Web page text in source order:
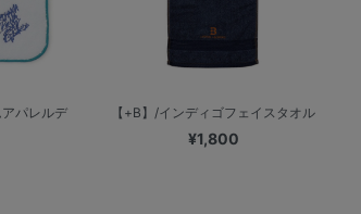
パレルデ
【+B】/インディゴフェイスタオル
¥1,800